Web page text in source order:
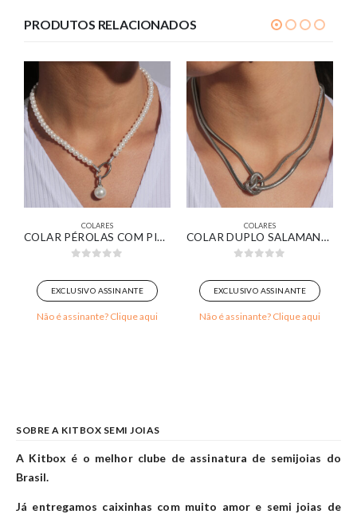
PRODUTOS RELACIONADOS
COLARES
COLAR PÉROLAS COM PINGENTE ELOS OVAIS BANHADO EM OURO BRANCO
EXCLUSIVO ASSINANTE
Não é assinante? Clique aqui
COLARES
COLAR DUPLO SALAMANDRA COM NÓ BANHADA EM OURO BRANCO
EXCLUSIVO ASSINANTE
Não é assinante? Clique aqui
SOBRE A KITBOX SEMI JOIAS
A Kitbox é o melhor clube de assinatura de semijoias do
Brasil.
Já entregamos caixinhas com muito amor e semi joias de